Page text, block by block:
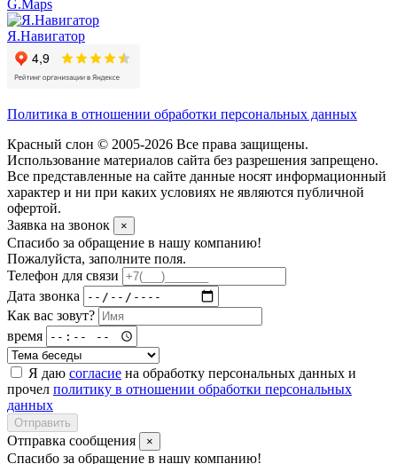
G.Maps
Я.Навигатор
Политика в отношении обработки персональных данных
Красный слон © 2005-2026 Все права защищены.
Использование материалов сайта без разрешения запрещено.
Все представленные на сайте данные носят информационный
характер и ни при каких условиях не являются публичной
офертой.
Заявка на звонок
×
Спасибо за обращение в нашу компанию!
Пожалуйста, заполните поля.
Телефон для связи
Дата звонка
Как вас зовут?
время
Я даю согласие на обработку персональных данных и
прочел политику в отношении обработки персональных
данных
Отправить
Отправка сообщения ×
Спасибо за обращение в нашу компанию!